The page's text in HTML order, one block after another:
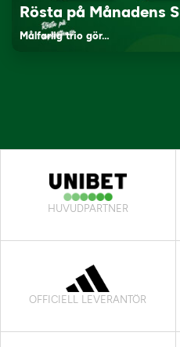
Rösta på Månadens
Målfarlig trio gör…
HUVUDPARTNER
OFFICIELL LEVERANTÖR